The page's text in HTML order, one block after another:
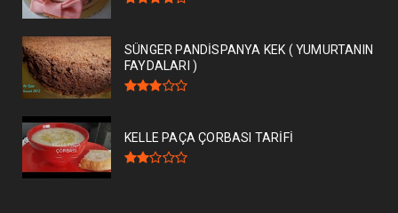
SÜNGER PANDİSPANYA KEK ( YUMURTANIN
FAYDALARI )
KELLE PAÇA ÇORBASI TARİFİ